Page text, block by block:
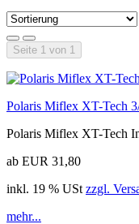
Seite 1 von 1
Polaris Miflex XT-Tech
Polaris Miflex XT-Tech
ab EUR 31,80
inkl. 19 % USt zzgl.
mehr...